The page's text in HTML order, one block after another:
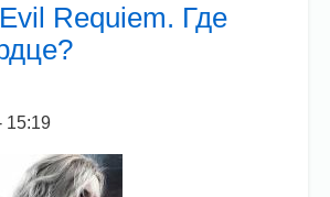
Requiem. Где
15:19